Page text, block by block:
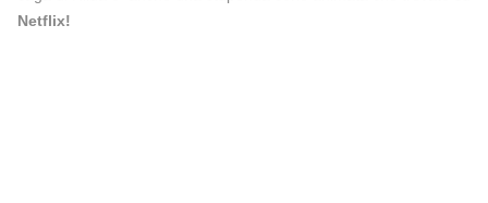
Netflix!